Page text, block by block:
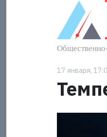
17 января,